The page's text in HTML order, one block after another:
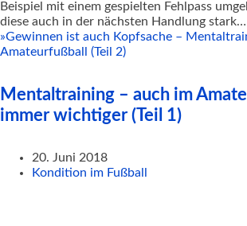
Beispiel mit einem gespielten Fehlpass
diese auch in der nächsten Handlung stark…
»Gewinnen ist auch Kopfsache –
Amateurfußball (Teil 2)
Mentaltraining – auch im
immer wichtiger (Teil 1)
20. Juni 2018
Kondition im Fußball